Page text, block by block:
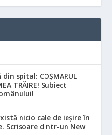
spital: COȘMARUL
TRĂIRE! Subiect
nicio cale de ieșire în
Scrisoare dintr-un New